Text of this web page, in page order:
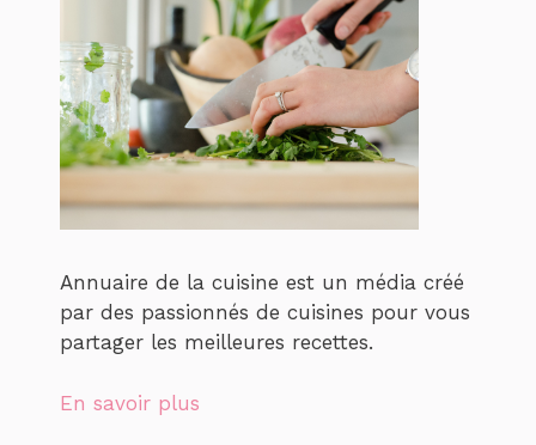
Annuaire de la cuisine est un média créé
par des passionnés de cuisines pour vous
partager les meilleures recettes.
En savoir plus